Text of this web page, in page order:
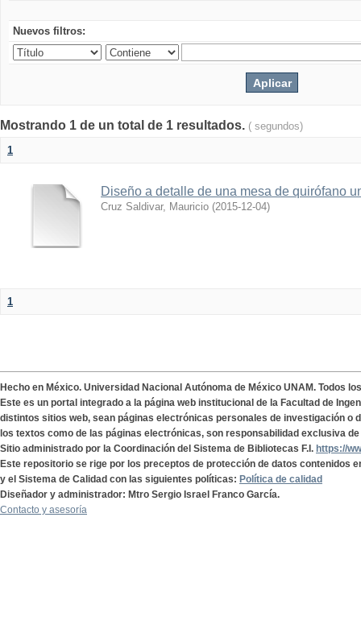
Nuevos filtros:
Mostrando 1 de un total de 1 resultados. ( segundos)
1
Diseño a detalle de una mesa de quirófano
Cruz Saldivar, Mauricio (2015-12-04)
1
Hecho en México. Universidad Nacional Autónoma de México UNAM. Todos
Este es un portal integrado a la página web institucional de la Facultad de
distintos sitios web, sean páginas electrónicas personales de investigación o
los textos como de las páginas electrónicas, son responsabilidad exclusiva
Sitio administrado por la Coordinación del Sistema de Bibliotecas F.I. https://
Este repositorio se rige por los preceptos de protección de datos contenidos
y el Sistema de Calidad con las siguientes políticas: Política de calidad
Diseñador y administrador: Mtro Sergio Israel Franco García.
Contacto y asesoría